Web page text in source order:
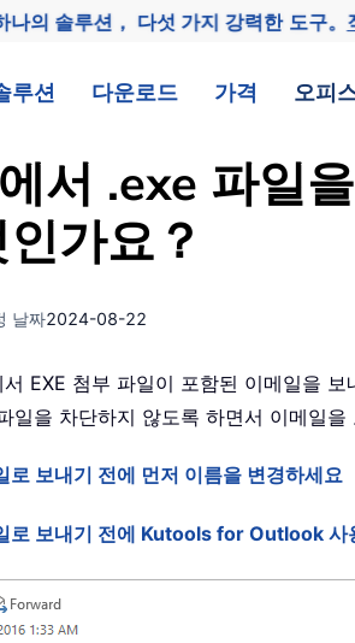
의 솔루션， 다섯 가지 강력한 도구。
루션 다운로드 가격 오피
서 .exe 파일
가요？
날짜2024-08-22
EXE 첨부 파일이 포함된 이메일을
일을 차단하지 않도록 하면서 이메일
로 보내기 전에 먼저 이름을 변경하세요
로 보내기 전에 Kutools for Outlook 사